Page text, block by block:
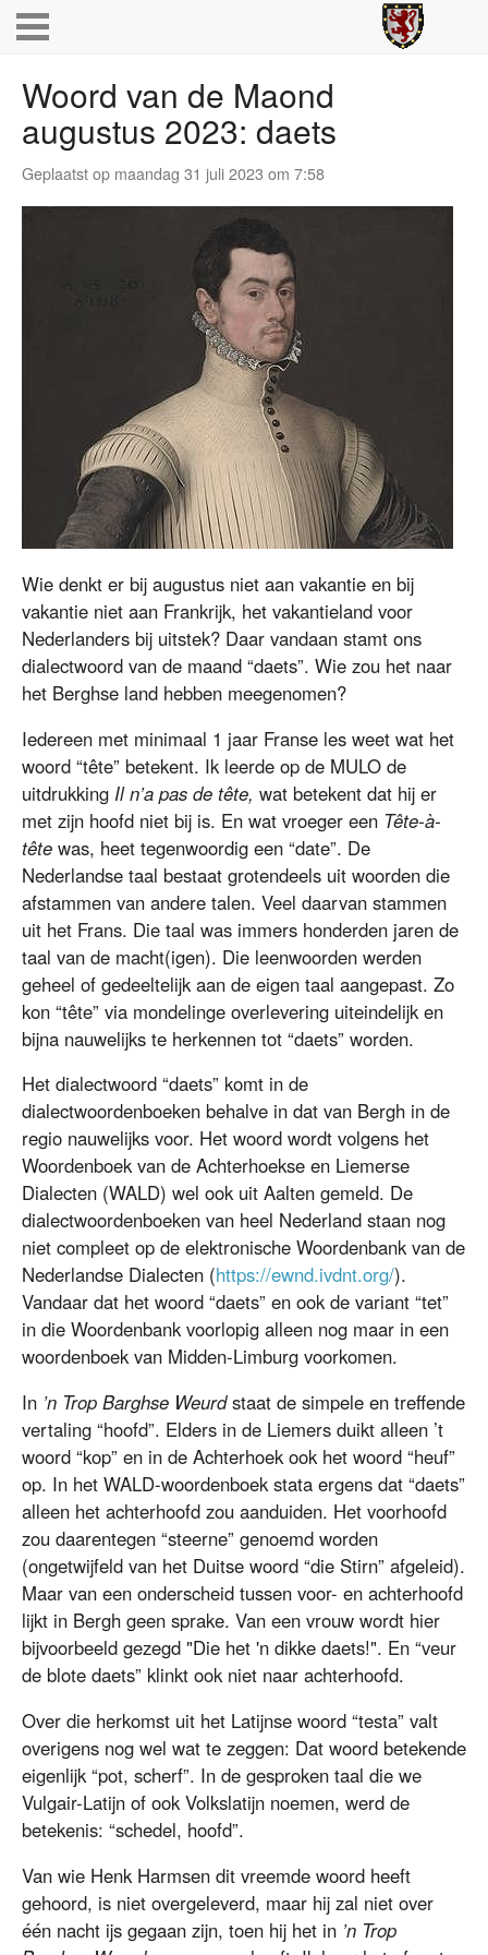
Woord van de Maond
augustus 2023: daets
Geplaatst op maandag 31 juli 2023 om 7:58
Wie denkt er bij augustus niet aan vakantie en bij
vakantie niet aan Frankrijk, het vakantieland voor
Nederlanders bij uitstek? Daar vandaan stamt ons
dialectwoord van de maand “daets”. Wie zou het naar
het Berghse land hebben meegenomen?
Iedereen met minimaal 1 jaar Franse les weet wat het
woord “tête” betekent. Ik leerde op de MULO de
uitdrukking Il n’a pas de tête, wat betekent dat hij er
met zijn hoofd niet bij is. En wat vroeger een Tête-à-
tête was, heet tegenwoordig een “date”. De
Nederlandse taal bestaat grotendeels uit woorden die
afstammen van andere talen. Veel daarvan stammen
uit het Frans. Die taal was immers honderden jaren de
taal van de macht(igen). Die leenwoorden werden
geheel of gedeeltelijk aan de eigen taal aangepast. Zo
kon “tête” via mondelinge overlevering uiteindelijk en
bijna nauwelijks te herkennen tot “daets” worden.
Het dialectwoord “daets” komt in de
dialectwoordenboeken behalve in dat van Bergh in de
regio nauwelijks voor. Het woord wordt volgens het
Woordenboek van de Achterhoekse en Liemerse
Dialecten (WALD) wel ook uit Aalten gemeld. De
dialectwoordenboeken van heel Nederland staan nog
niet compleet op de elektronische Woordenbank van de
Nederlandse Dialecten (https://ewnd.ivdnt.org/).
Vandaar dat het woord “daets” en ook de variant “tet”
in die Woordenbank voorlopig alleen nog maar in een
woordenboek van Midden-Limburg voorkomen.
In ’n Trop Barghse Weurdstaat de simpele en treffende
vertaling “hoofd”. Elders in de Liemers duikt alleen ’t
woord “kop” en in de Achterhoek ook het woord “heuf”
op. In het WALD-woordenboek stata ergens dat “daets”
alleen het achterhoofd zou aanduiden. Het voorhoofd
zou daarentegen “steerne” genoemd worden
(ongetwijfeld van het Duitse woord “die Stirn” afgeleid).
Maar van een onderscheid tussen voor- en achterhoofd
lijkt in Bergh geen sprake. Van een vrouw wordt hier
bijvoorbeeld gezegd "Die het 'n dikke daets!". En “veur
de blote daets” klinkt ook niet naar achterhoofd.
Over die herkomst uit het Latijnse woord “testa” valt
overigens nog wel wat te zeggen: Dat woord betekende
eigenlijk “pot, scherf”. In de gesproken taal die we
Vulgair-Latijn of ook Volkslatijn noemen, werd de
betekenis: “schedel, hoofd”.
Van wie Henk Harmsen dit vreemde woord heeft
gehoord, is niet overgeleverd, maar hij zal niet over
één nacht ijs gegaan zijn, toen hij het in ’n Trop